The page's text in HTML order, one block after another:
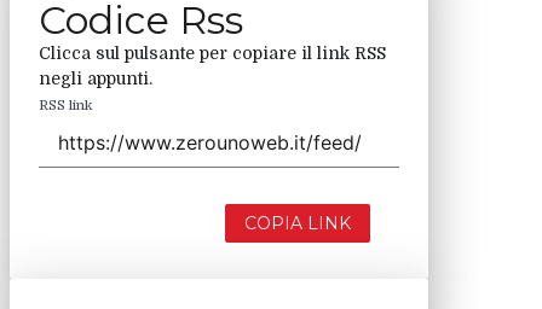
Codice Rss
Clicca sul pulsante per copiare il link RSS
negli appunti.
RSS link
COPIA LINK